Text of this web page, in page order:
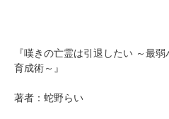
『嘆きの亡霊は引退したい ～最
育成術～』
著者：蛇野らい